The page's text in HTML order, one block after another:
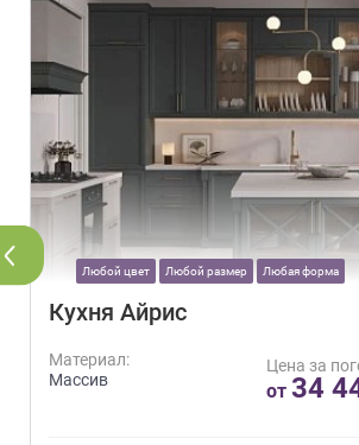
Любой цвет Любой размер Любая форма
Кухня Айрис
Материал:
Массив
Цена за
от 34